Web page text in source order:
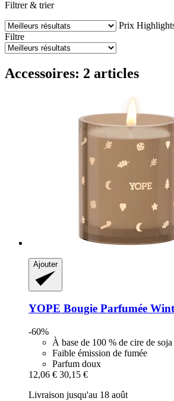
Filtrer & trier
Prix
Filtre
Accessoires: 2 articles
Ajouter
YOPE Bougie Parfumée
-60%
À base de 100 % de cire de soja
Faible émission de fumée
Parfum doux
12,06 € 30,15 €
Livraison jusqu'au 18 août